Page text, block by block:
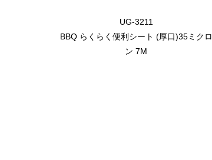
UG-3211
BBQ らくらく便利シート (厚口)35ミクロ
ン 7M